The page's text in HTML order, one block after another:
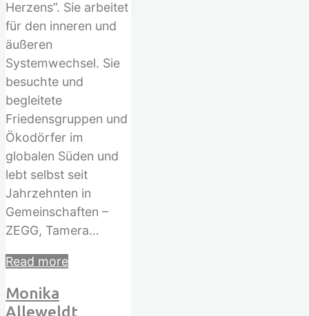
nach:
Herzens”. Sie arbeitet
für den inneren und
äußeren
Systemwechsel. Sie
besuchte und
begleitete
Friedensgruppen und
Ökodörfer im
globalen Süden und
lebt selbst seit
Jahrzehnten in
Gemeinschaften –
ZEGG, Tamera…
Read more"Christa
Monika
Alleweldt